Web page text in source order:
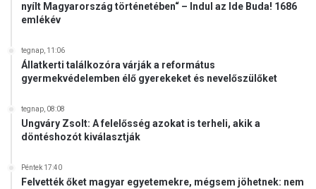
nyílt Magyarország történetében“ – Indul az Ide Buda! 1686
emlékév
tegnap, 11:06
Állatkerti találkozóra várják a református
gyermekvédelemben élő gyerekeket és nevelőszülőket
tegnap, 08:08
Ungváry Zsolt: A felelősség azokat is terheli, akik a
döntéshozót kiválasztják
Péntek 17:40
Felvették őket magyar egyetemekre, mégsem jöhetnek: nem